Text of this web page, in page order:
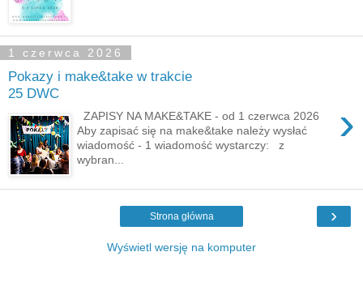
1 czerwca 2026
Pokazy i make&take w trakcie
25 DWC
›
ZAPISY NA MAKE&TAKE - od 1 czerwca 2026
Aby zapisać się na make&take należy wysłać
wiadomość - 1 wiadomość wystarczy: z
wybran...
›
Strona główna
Wyświetl wersję na komputer